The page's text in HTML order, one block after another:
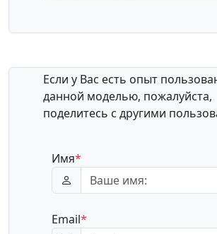
Если у Вас есть опыт
данной моделью, пожалуйста,
поделитесь с другими
Имя*
Email*